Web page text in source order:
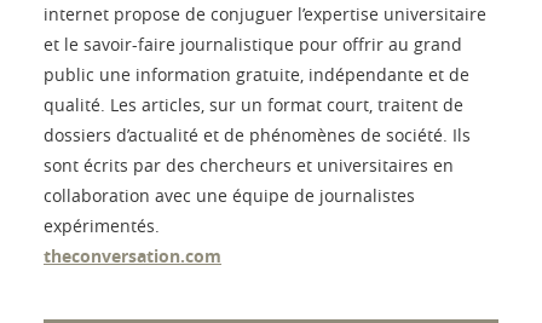
internet propose de conjuguer l’expertise universitaire
et le savoir-faire journalistique pour offrir au grand
public une information gratuite, indépendante et de
qualité. Les articles, sur un format court, traitent de
dossiers d’actualité et de phénomènes de société. Ils
sont écrits par des chercheurs et universitaires en
collaboration avec une équipe de journalistes
expérimentés.
theconversation.com